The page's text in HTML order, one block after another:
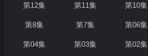
第12集 第11集 第10集
第8集 第7集 第06集
第04集 第03集 第02集